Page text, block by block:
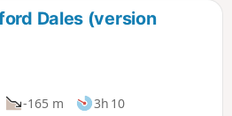
Dales (version
-165 m
3h 10